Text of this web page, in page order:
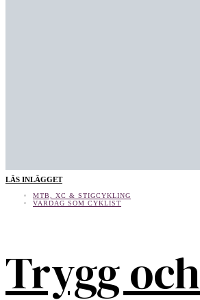
LÄS INLÄGGET
MTB, XC & STIGCYKLING
VARDAG SOM CYKLIST
Trygg och